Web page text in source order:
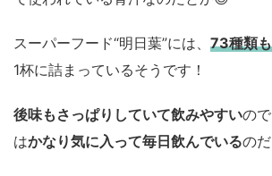
スーパーフード“明日葉”には、 73種類
1杯に詰まっているそうです！
後味もさっぱりしていて飲みやすいの
はかなり気に入って毎日飲んでいるの